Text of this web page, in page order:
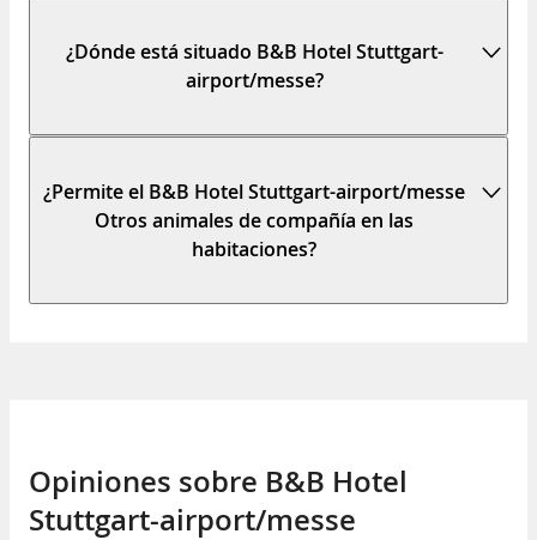
¿Dónde está situado B&B Hotel Stuttgart-
airport/messe?
¿Permite el B&B Hotel Stuttgart-airport/messe
Otros animales de compañía en las
habitaciones?
Opiniones sobre B&B Hotel
Stuttgart-airport/messe